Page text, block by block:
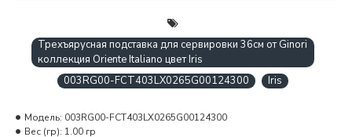
Трехъярусная подставка для сервировки 36см от Ginori
коллекция Oriente Italiano цвет Iris
003RG00-FCT403LX0265G00124300
Iris
Модель: 003RG00-FCT403LX0265G00124300
Вес (гр): 1.00 гр